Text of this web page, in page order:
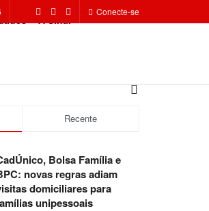
Conecte-se
A Sinal
Recente
Bolsa Família e
novas regras adiam
domiciliares para
unipessoais